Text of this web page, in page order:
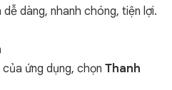
dàng, nhanh chóng, tiện lợi.
ứng dụng, chọn Thanh